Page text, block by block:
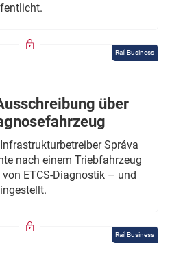
Rail Business
über
Správa
nach einem Triebfahrzeug
ETCS-Diagnostik – und
Rail Business